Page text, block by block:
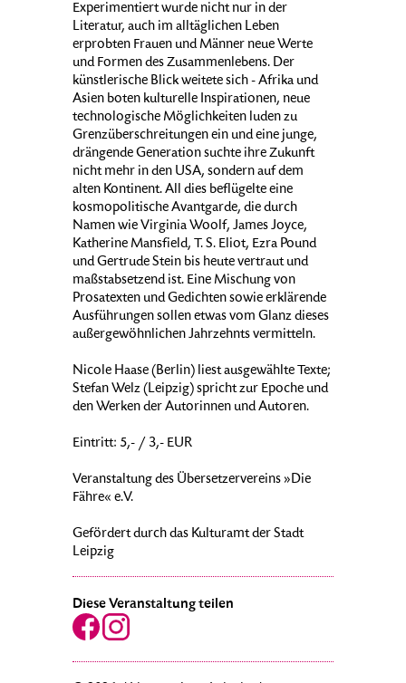
Experimentiert wurde nicht nur in der
Literatur, auch im alltäglichen Leben
erprobten Frauen und Männer neue Werte
und Formen des Zusammenlebens. Der
künstlerische Blick weitete sich - Afrika und
Asien boten kulturelle Inspirationen, neue
technologische Möglichkeiten luden zu
Grenzüberschreitungen ein und eine junge,
drängende Generation suchte ihre Zukunft
nicht mehr in den USA, sondern auf dem
alten Kontinent. All dies beflügelte eine
kosmopolitische Avantgarde, die durch
Namen wie Virginia Woolf, James Joyce,
Katherine Mansfield, T. S. Eliot, Ezra Pound
und Gertrude Stein bis heute vertraut und
maßstabsetzend ist. Eine Mischung von
Prosatexten und Gedichten sowie erklärende
Ausführungen sollen etwas vom Glanz dieses
außergewöhnlichen Jahrzehnts vermitteln.
Nicole Haase (Berlin) liest ausgewählte Texte;
Stefan Welz (Leipzig) spricht zur Epoche und
den Werken der Autorinnen und Autoren.
Eintritt: 5,- / 3,- EUR
Veranstaltung des Übersetzervereins »Die
Fähre« e.V.
Gefördert durch das Kulturamt der Stadt
Leipzig
Diese Veranstaltung teilen